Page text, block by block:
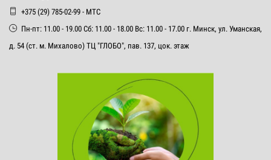
+375 (29) 785-02-99 - МТС
Пн-пт: 11.00 - 19.00 Сб: 11.00 - 18.00 Вс: 11.00 - 17.00 г. Минск, ул. Уманская,
д. 54 (ст. м. Михалово) ТЦ "ГЛОБО", пав. 137, цок. этаж